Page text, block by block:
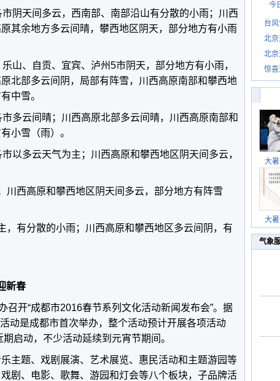
阴天间多云，西南部、南部沿山有分散的小雨；川西
其余地方多云间晴，攀西地区阴天，部分地方有小雨
山、自贡、宜宾、泸州5市阴天，部分地方有小雨，
北部多云间阴，局部有阵雪，川西高原南部和攀西地
中雪。
多云间晴；川西高原北部多云间晴，川西高原南部和
小雪（雨）。
以多云天气为主；川西高原和攀西地区阴天间多云，
川西高原和攀西地区阴天间多云，部分地方有阵雪
，有分散的小雨；川西高原和攀西地区多云间阴，有
新春
召开“成都市2016春节系列文化活动新闻发布会”。据
动是成都市首次举办，整个活动预计开展各项活动
启动，不少活动延续到元宵节期间。
主题、戏剧展演、艺术展览、惠民活动和主题游园等
剧、电影、歌舞、游园和灯会等八个板块，子品牌活
今
台风
北
北
惊
惊
大
大暑
气象